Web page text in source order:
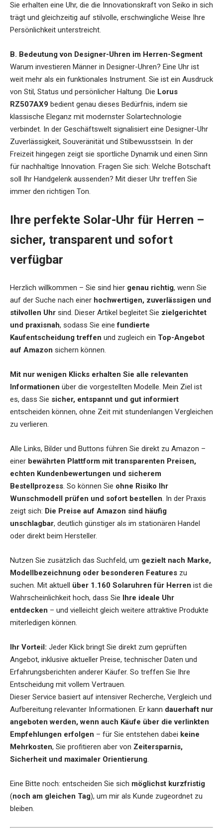
Sie erhalten eine Uhr, die die Innovationskraft von Seiko in sich
trägt und gleichzeitig auf stilvolle, erschwingliche Weise Ihre
Persönlichkeit unterstreicht.
B. Bedeutung von Designer-Uhren im Herren-Segment
Warum investieren Männer in Designer-Uhren? Eine Uhr ist
weit mehr als ein funktionales Instrument. Sie ist ein Ausdruck
von Stil, Status und persönlicher Haltung. Die Lorus
RZ507AX9 bedient genau dieses Bedürfnis, indem sie
klassische Eleganz mit modernster Solartechnologie
verbindet. In der Geschäftswelt signalisiert eine Designer-Uhr
Zuverlässigkeit, Souveränität und Stilbewusstsein. In der
Freizeit hingegen zeigt sie sportliche Dynamik und einen Sinn
für nachhaltige Innovation. Fragen Sie sich: Welche Botschaft
soll Ihr Handgelenk aussenden? Mit dieser Uhr treffen Sie
immer den richtigen Ton.
Ihre perfekte Solar-Uhr für Herren –
sicher, transparent und sofort
verfügbar
Herzlich willkommen – Sie sind hier genau richtig, wenn Sie
auf der Suche nach einer hochwertigen, zuverlässigen und
stilvollen Uhr sind. Dieser Artikel begleitet Sie zielgerichtet
und praxisnah, sodass Sie einefundierte
Kaufentscheidung treffen und zugleich ein Top-Angebot
auf Amazon sichern können.
Mit nur wenigen Klicks erhalten Sie alle relevanten
Informationen über die vorgestellten Modelle. Mein Ziel ist
es, dass Sie sicher, entspannt und gut informiert
entscheiden können, ohne Zeit mit stundenlangen Vergleichen
zu verlieren.
Alle Links, Bilder und Buttons führen Sie direkt zu Amazon –
einer bewährten Plattform mit transparenten Preisen,
echten Kundenbewertungen und sicherem
Bestellprozess. So können Sie ohne Risiko Ihr
Wunschmodell prüfen und sofort bestellen. In der Praxis
zeigt sich: Die Preise auf Amazon sind häufig
unschlagbar, deutlich günstiger als im stationären Handel
oder direkt beim Hersteller.
Nutzen Sie zusätzlich das Suchfeld, um gezielt nach Marke,
Modellbezeichnung oder besonderen Features zu
suchen. Mit aktuell über 1.160 Solaruhren für Herren ist die
Wahrscheinlichkeit hoch, dass Sie Ihre ideale Uhr
entdecken – und vielleicht gleich weitere attraktive Produkte
miterledigen können.
Ihr Vorteil: Jeder Klick bringt Sie direkt zum geprüften
Angebot, inklusive aktueller Preise, technischer Daten und
Erfahrungsberichten anderer Käufer. So treffen Sie Ihre
Entscheidung mit vollem Vertrauen.
Dieser Service basiert auf intensiver Recherche, Vergleich und
Aufbereitung relevanter Informationen. Er kann dauerhaft nur
angeboten werden, wenn auch Käufe über die verlinkten
Empfehlungen erfolgen – für Sie entstehen dabei keine
Mehrkosten, Sie profitieren aber von Zeitersparnis,
Sicherheit und maximaler Orientierung.
Eine Bitte noch: entscheiden Sie sich möglichst kurzfristig
(noch am gleichen Tag), um mir als Kunde zugeordnet zu
bleiben.